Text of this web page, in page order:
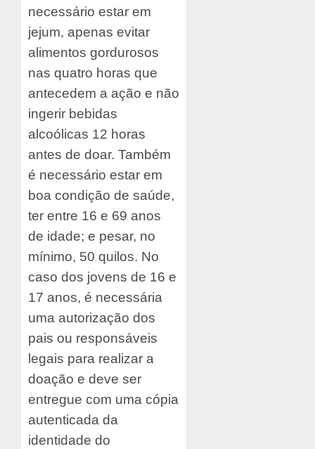
necessário estar em
jejum, apenas evitar
alimentos gordurosos
nas quatro horas que
antecedem a ação e não
ingerir bebidas
alcoólicas 12 horas
antes de doar. Também
é necessário estar em
boa condição de saúde,
ter entre 16 e 69 anos
de idade; e pesar, no
mínimo, 50 quilos. No
caso dos jovens de 16 e
17 anos, é necessária
uma autorização dos
pais ou responsáveis
legais para realizar a
doação e deve ser
entregue com uma cópia
autenticada da
identidade do